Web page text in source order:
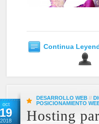
Continua
oct
19
2018
DESARROLLO WEB //
POSICIONAMIENTO
Hosting